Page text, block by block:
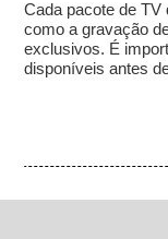
Cada pacote de TV
como a gravação
exclusivos. É
disponíveis antes